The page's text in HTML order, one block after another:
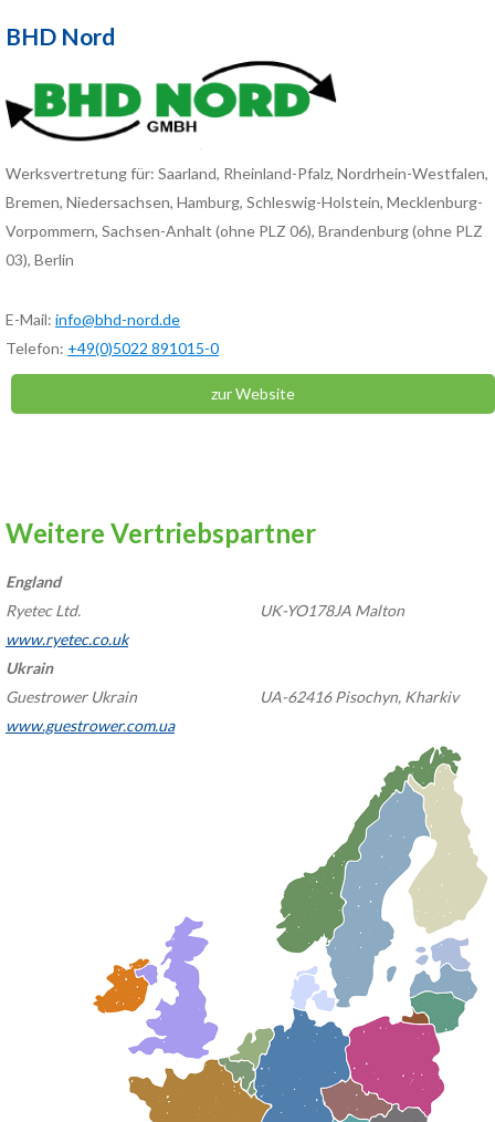
BHD Nord
Werksvertretung für: Saarland, Rheinland-Pfalz, Nordrhein-Westfalen,
Bremen, Niedersachsen, Hamburg, Schleswig-Holstein, Mecklenburg-
Vorpommern, Sachsen-Anhalt (ohne PLZ 06), Brandenburg (ohne PLZ
03), Berlin
E-Mail: info@bhd-nord.de
Telefon: +49(0)5022 891015-0
zur Website
Weitere Vertriebspartner
England
Ryetec Ltd.
UK-YO178JA Malton
www.ryetec.co.uk
Ukrain
Guestrower Ukrain
UA-62416 Pisochyn, Kharkiv
www.guestrower.com.ua